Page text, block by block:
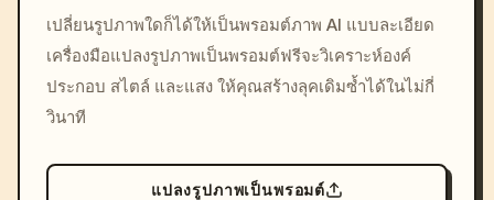
c, cyberpunk sunset, neon
colors, 8k --v 6.0
เปลี่ยนรูปภาพใดก็ได้ให้เป็นพรอมต์ภาพ AI แบบละเอียด
เครื่องมือแปลงรูปภาพเป็นพรอมต์ฟรีจะวิเคราะห์องค์
ประกอบ สไตล์ และแสง ให้คุณสร้างลุคเดิมซ้ำได้ในไม่กี่
วินาที
แปลงรูปภาพเป็นพรอมต์